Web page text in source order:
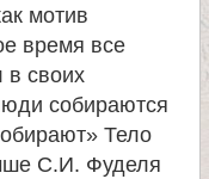
мотив
время все
в своих
собираются
Тело
С.И. Фуделя